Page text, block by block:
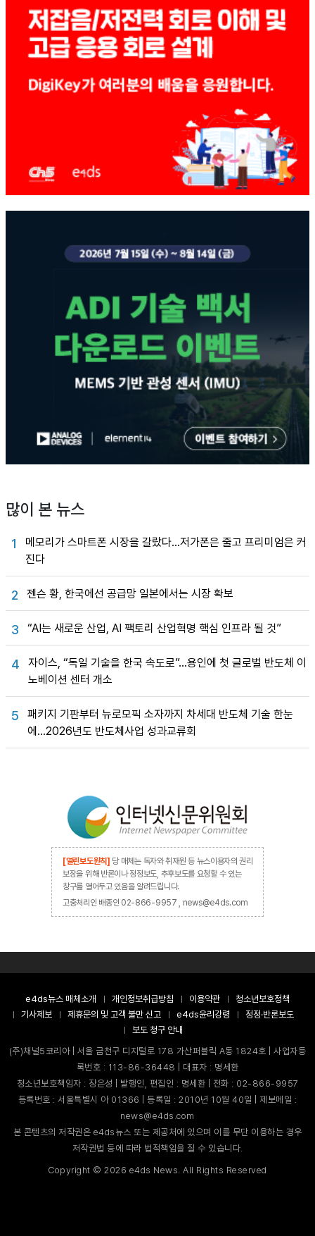
많이 본 뉴스
1
메모리가 스마트폰 시장을 갈랐다…저가폰은 줄고 프리미엄은 커
진다
2 젠슨 황, 한국에선 공급망 일본에서는 시장 확보
3 “AI는 새로운 산업, AI 팩토리 산업혁명 핵심 인프라 될 것”
4
자이스, “독일 기술을 한국 속도로”…용인에 첫 글로벌 반도체 이
노베이션 센터 개소
5
패키지 기판부터 뉴로모픽 소자까지 차세대 반도체 기술 한눈
에…2026년도 반도체사업 성과교류회
[열린보도원칙] 당 매체는 독자와 취재원 등 뉴스이용자의 권리
보장을 위해 반론이나 정정보도, 추후보도를 요청할 수 있는
창구를 열어두고 있음을 알려드립니다.
고충처리인 배종인 02-866-9957 , news@e4ds.com
e4ds뉴스 매체소개 개인정보취급방침 이용약관
청소년보호정책
기사제보
제휴문의 및 고객 불만 신고 e4ds윤리강령
정정·반론보도
보도 청구 안내
(주)채널5코리아 | 서울 금천구 디지털로 178 가산퍼블릭 A동 1824호 | 사업자등
록번호 : 113-86-36448 | 대표자 : 명세환
청소년보호책임자 : 장은성 | 발행인, 편집인 : 명세환 | 전화 : 02-866-9957
등록번호 : 서울특별시 아 01366 | 등록일 : 2010년 10월 40일 | 제보메일 :
news@e4ds.com
본 콘텐츠의 저작권은 e4ds뉴스 또는 제공처에 있으며 이를 무단 이용하는 경우
저작권법 등에 따라 법적책임을 질 수 있습니다.
Copyright ©2026 e4ds News. All Rights Reserved